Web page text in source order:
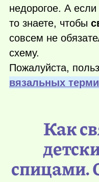
недорогое. А
то знаете, чтобы
совсем не
схему.
Пожалуйста,
вязальных
Как
спицами.